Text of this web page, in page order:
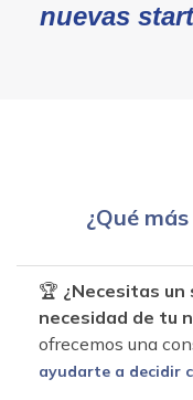
nuevas
¿Qué
🏆 ¿Necesitas
necesidad de tu
ofrecemos una
ayudarte a decidir